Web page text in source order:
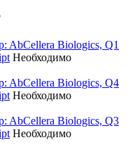
AbCellera Biologics, Q1
Необходимо
AbCellera Biologics, Q4
Необходимо
AbCellera Biologics, Q3
Необходимо